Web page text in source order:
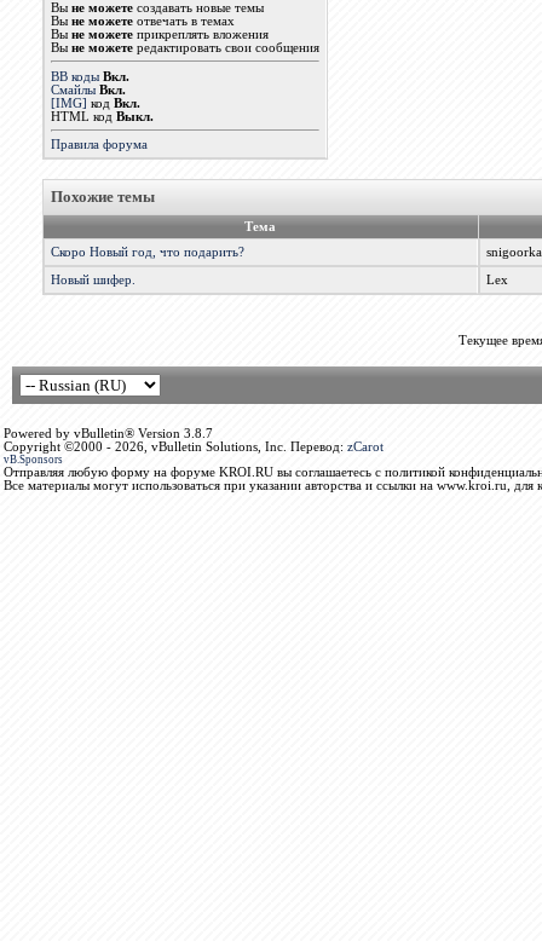
Вы не можетесоздавать новые темы
Вы не можетеотвечать в темах
Вы не можетеприкреплять вложения
Вы не можетередактировать свои сообщения
BB коды Вкл.
Смайлы Вкл.
[IMG] код Вкл.
HTML код Выкл.
Правила форума
Похожие темы
Тема
Скоро Новый год, что подарить?
snigoorka
Новый шифер. Lex
Текущее
Powered by vBulletin® Version 3.8.7
Copyright ©2000 - 2026, vBulletin Solutions, Inc. Перевод: zCarot
vB.Sponsors
Отправляя любую форму на форуме KROI.RU вы соглашаетесь с политикой
Все материалы могут использоваться при указании авторства и ссылки на www.kroi.ru, для